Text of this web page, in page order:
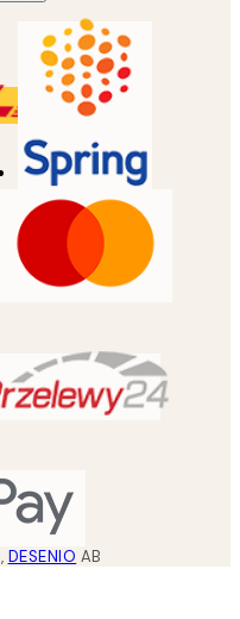
, DESENIO AB